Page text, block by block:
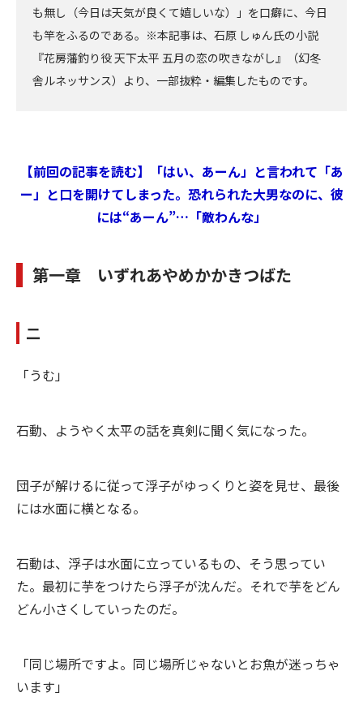
も無し（今日は天気が良くて嬉しいな）」を口癖に、今日
も竿をふるのである。※本記事は、石原 しゅん氏の小説
『花房藩釣り役 天下太平 五月の恋の吹きながし』（幻冬
舎ルネッサンス）より、一部抜粋・編集したものです。
【前回の記事を読む】「はい、あーん」と言われて「あ
ー」と口を開けてしまった。恐れられた大男なのに、彼
には“あーん”…「敵わんな」
第一章 いずれあやめかかきつばた
二
「うむ」
石動、ようやく太平の話を真剣に聞く気になった。
団子が解けるに従って浮子がゆっくりと姿を見せ、最後
には水面に横となる。
石動は、浮子は水面に立っているもの、そう思ってい
た。最初に芋をつけたら浮子が沈んだ。それで芋をどん
どん小さくしていったのだ。
「同じ場所ですよ。同じ場所じゃないとお魚が迷っちゃ
います」